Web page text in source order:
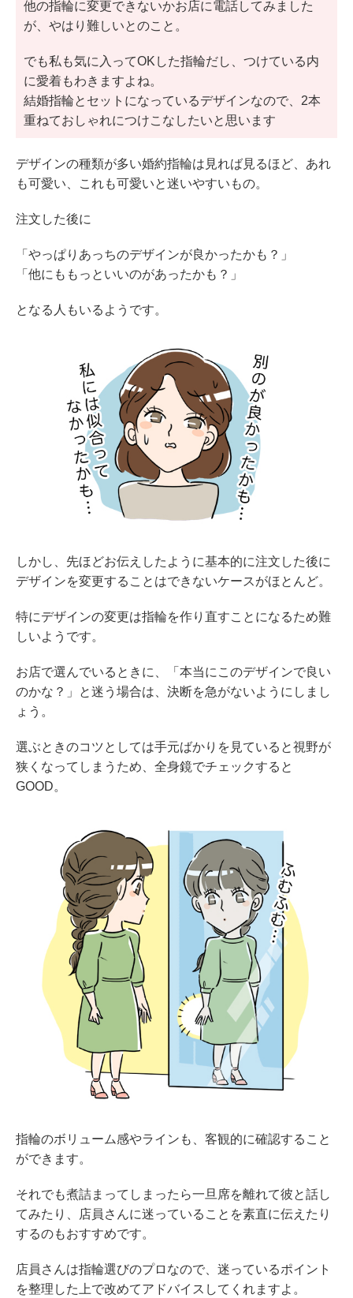
他の指輪に変更できないかお店に電話してみました
が、やはり難しいとのこと。
でも私も気に入ってOKした指輪だし、つけている内
に愛着もわきますよね。
結婚指輪とセットになっているデザインなので、2本
重ねておしゃれにつけこなしたいと思います
デザインの種類が多い婚約指輪は見れば見るほど、あれ
も可愛い、これも可愛いと迷いやすいもの。
注文した後に
「やっぱりあっちのデザインが良かったかも？」
「他にももっといいのがあったかも？」
となる人もいるようです。
しかし、先ほどお伝えしたように基本的に注文した後に
デザインを変更することはできないケースがほとんど。
特にデザインの変更は指輪を作り直すことになるため難
しいようです。
お店で選んでいるときに、「本当にこのデザインで良い
のかな？」と迷う場合は、決断を急がないようにしまし
ょう。
選ぶときのコツとしては手元ばかりを見ていると視野が
狭くなってしまうため、全身鏡でチェックすると
GOOD。
指輪のボリューム感やラインも、客観的に確認すること
ができます。
それでも煮詰まってしまったら一旦席を離れて彼と話し
てみたり、店員さんに迷っていることを素直に伝えたり
するのもおすすめです。
店員さんは指輪選びのプロなので、迷っているポイント
を整理した上で改めてアドバイスしてくれますよ。